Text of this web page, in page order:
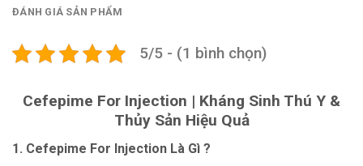
ĐÁNH GIÁ SẢN PHẨM
5/5 - (1 bình chọn)
Cefepime For Injection | Kháng Sinh Thú Y &
Thủy Sản Hiệu Quả
1. Cefepime For Injection Là Gì ?